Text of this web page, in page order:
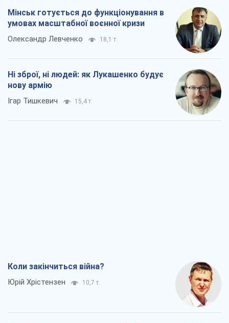
Мінськ готується до функціонування в
умовах масштабної воєнної кризи
Олександр Левченко 18,1 т.
Ні зброї, ні людей: як Лукашенко будує
нову армію
Ігар Тишкевич 15,4 т.
Коли закінчиться війна?
Юрій Хрістензен 10,7 т.